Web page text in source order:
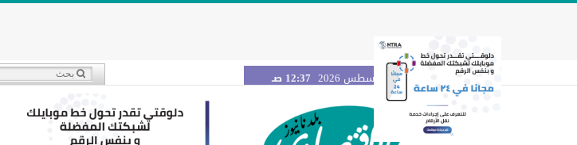
الجمعة 7 أغسطس 2026 12:37 صـ